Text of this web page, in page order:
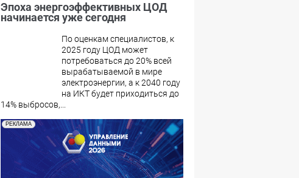
Эпоха энергоэффективных ЦОД
начинается уже сегодня
По оценкам специалистов, к
2025 году ЦОД может
потребоваться до 20% всей
вырабатываемой в мире
электроэнергии, а к 2040 году
на ИКТ будет приходиться до
14% выбросов,...
РЕКЛАМА